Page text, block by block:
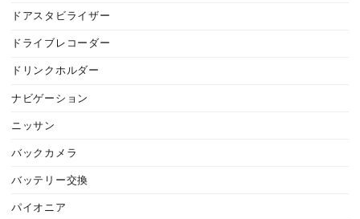
ドアスタビライザー
ドライブレコーダー
ドリンクホルダー
ナビゲーション
ニッサン
バックカメラ
バッテリー交換
パイオニア